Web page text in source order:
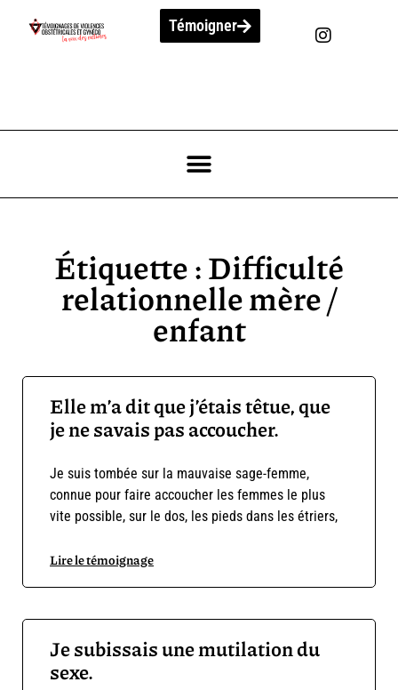
Témoigner
Étiquette : Difficulté
relationnelle mère /
enfant
Elle m’a dit que j’étais têtue, que
je ne savais pas accoucher.
Je suis tombée sur la mauvaise sage-femme,
connue pour faire accoucher les femmes le plus
vite possible, sur le dos, les pieds dans les étriers,
Lire le témoignage
Je subissais une mutilation du
sexe.